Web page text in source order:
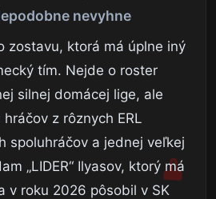
nevyhne
zostavu, ktorá má úplne iný
tím. Nejde o roster
silnej domácej lige, ale
z rôznych ERL
spoluhráčov a jednej veľkej
„LIDER“ Ilyasov, ktorý má
v roku 2026 pôsobil v SK